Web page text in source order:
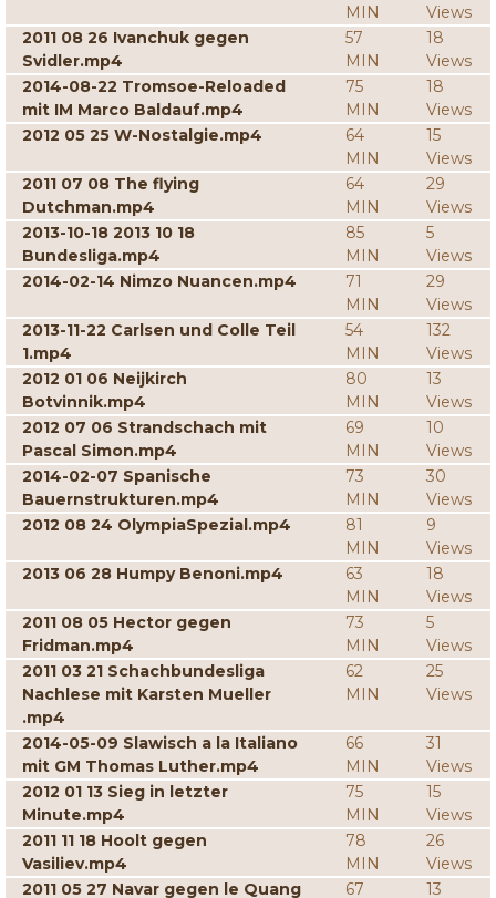
MIN
Views
2011 08 26 Ivanchuk gegen
Svidler.mp4
57
MIN
18
Views
2014-08-22 Tromsoe-Reloaded
mit IM Marco Baldauf.mp4
75
MIN
18
Views
2012 05 25 W-Nostalgie.mp4
64
MIN
15
Views
2011 07 08 The flying
Dutchman.mp4
64
MIN
29
Views
2013-10-18 2013 10 18
Bundesliga.mp4
85
MIN
5
Views
2014-02-14 Nimzo Nuancen.mp4
71
MIN
29
Views
2013-11-22 Carlsen und Colle Teil
1.mp4
54
MIN
132
Views
2012 01 06 Neijkirch
Botvinnik.mp4
80
MIN
13
Views
2012 07 06 Strandschach mit
Pascal Simon.mp4
69
MIN
10
Views
2014-02-07 Spanische
Bauernstrukturen.mp4
73
MIN
30
Views
2012 08 24 OlympiaSpezial.mp4
81
MIN
9
Views
2013 06 28 Humpy Benoni.mp4
63
MIN
18
Views
2011 08 05 Hector gegen
Fridman.mp4
73
MIN
5
Views
2011 03 21 Schachbundesliga
Nachlese mit Karsten Mueller
.mp4
62
MIN
25
Views
2014-05-09 Slawisch a la Italiano
mit GM Thomas Luther.mp4
66
MIN
31
Views
2012 01 13 Sieg in letzter
Minute.mp4
75
MIN
15
Views
2011 11 18 Hoolt gegen
Vasiliev.mp4
78
MIN
26
Views
2011 05 27 Navar gegen le Quang
67 13